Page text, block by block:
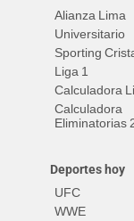
Alianza Lima
Universitario
Sporting
Liga 1
Calculadora
Calculadora
Eliminatorias
Deportes hoy
UFC
WWE